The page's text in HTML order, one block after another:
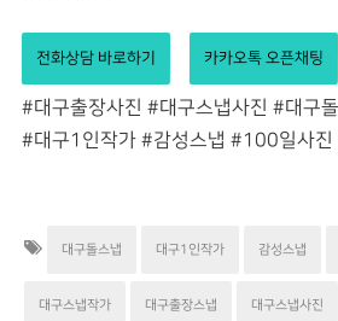
전화상담 바로하기 카카오톡 오픈채팅
#대구출장사진 #대구스냅사진 #대구
#대구1인작가 #감성스냅 #100일사진
대구돌스냅 대구1인작가 감성스냅
대구스냅작가 대구출장스냅 대구스냅사진